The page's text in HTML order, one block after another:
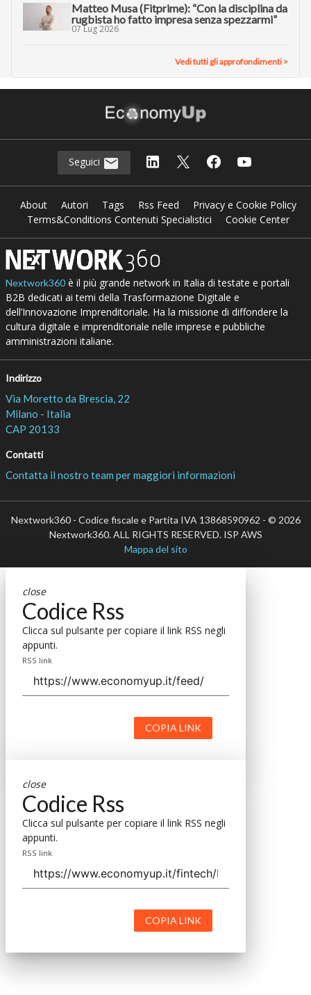
Matteo Musa (Fitprime): “Con la disciplina da
rugbista ho fatto impresa senza spezzarmi”
07 Lug 2026
Vedi tutti gli approfondimenti >
Seguici
About Autori Tags Rss Feed
Privacy e Cookie Policy
Terms&Conditions Contenuti Specialistici
Cookie Center
Nextwork360è il più grande network in Italia di testate e portali
B2B dedicati ai temi della Trasformazione Digitale e
dell’Innovazione Imprenditoriale. Ha la missione di diffondere la
cultura digitale e imprenditoriale nelle imprese e pubbliche
amministrazioni italiane.
Indirizzo
Via Moretto da Brescia, 22
Milano - Italia
CAP 20133
Contatti
Contatta il nostro team per maggiori informazioni
Nextwork360 - Codice fiscale e Partita IVA 13868590962 - © 2026
Nextwork360. ALL RIGHTS RESERVED. ISP AWS
Mappa del sito
close
Codice Rss
Clicca sul pulsante per copiare il link RSS negli
appunti.
RSS link
COPIA LINK
close
Codice Rss
Clicca sul pulsante per copiare il link RSS negli
appunti.
RSS link
COPIA LINK